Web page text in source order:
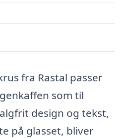
fra Rastal passer
som til
design og tekst,
på glasset, bliver